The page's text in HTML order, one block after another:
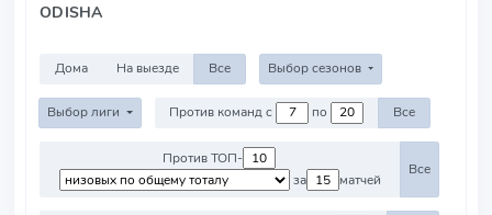
ODISHA
Дома На выезде Все Выбор сезонов
Выбор лиги Против команд с по Все
Против ТОП-
за
матчей
Все